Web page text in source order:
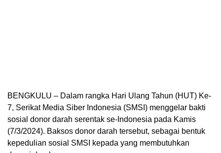
BENGKULU – Dalam rangka Hari Ulang Tahun (HUT) Ke-
7, Serikat Media Siber Indonesia (SMSI) menggelar bakti
sosial donor darah serentak se-Indonesia pada Kamis
(7/3/2024). Baksos donor darah tersebut, sebagai bentuk
kepedulian sosial SMSI kepada yang membutuhkan